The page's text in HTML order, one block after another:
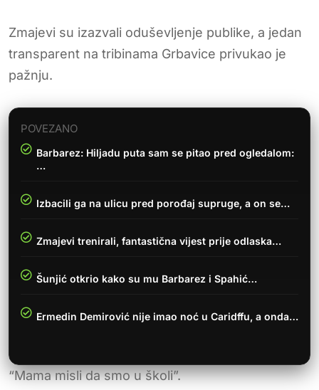
Zmajevi su izazvali oduševljenje publike, a jedan
transparent na tribinama Grbavice privukao je
pažnju.
POVEZANO
Barbarez: Hiljadu puta sam se pitao pred ogledalom:
…
Izbacili ga na ulicu pred porođaj supruge, a on se…
Zmajevi trenirali, fantastična vijest prije odlaska…
Šunjić otkrio kako su mu Barbarez i Spahić…
Ermedin Demirović nije imao noć u Caridffu, a onda…
“Mama misli da smo u školi”.